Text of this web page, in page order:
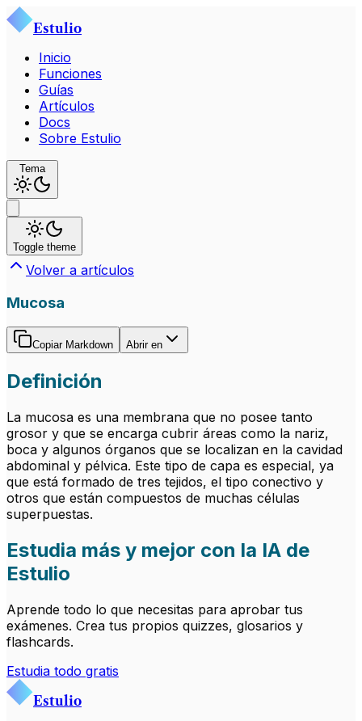
Estulio
Inicio
Funciones
Guías
Artículos
Docs
Sobre Estulio
Tema
Toggle theme
Volver a artículos
Mucosa
Copiar Markdown Abrir en
Definición
La mucosa es una membrana que no posee tanto
grosor y que se encarga cubrir áreas como la nariz,
boca y algunos órganos que se localizan en la cavidad
abdominal y pélvica. Este tipo de capa es especial, ya
que está formado de tres tejidos, el tipo conectivo y
otros que están compuestos de muchas células
superpuestas.
Estudia más y mejor con la IA de
Estulio
Aprende todo lo que necesitas para aprobar tus
exámenes. Crea tus propios quizzes, glosarios y
flashcards.
Estudia todo gratis
Estulio